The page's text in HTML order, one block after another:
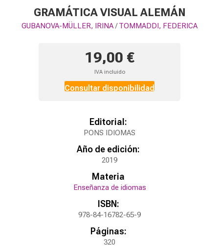
GRAMÁTICA VISUAL ALEMÁN
GUBANOVA-MÜLLER, IRINA/TOMMADDI, FEDERICA
19,00 €
IVA incluido
Consultar disponibilidad
Editorial:
PONS IDIOMAS
Año de edición:
2019
Materia
Enseñanza de idiomas
ISBN:
978-84-16782-65-9
Páginas:
320